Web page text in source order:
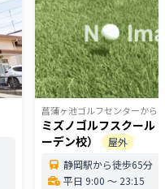
菖蒲ヶ池ゴルフセンターから
ミズノゴルフスクール
ーデン校）
屋外
静岡駅から徒歩65分
平日 9:00 〜 23:15